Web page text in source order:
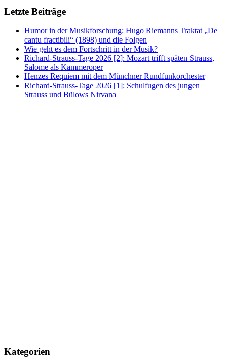
Letzte Beiträge
Humor in der Musikforschung: Hugo Riemanns Traktat „De
cantu fractibili“ (1898) und die Folgen
Wie geht es dem Fortschritt in der Musik?
Richard-Strauss-Tage 2026 [2]: Mozart trifft späten Strauss,
Salome als Kammeroper
Henzes Requiem mit dem Münchner Rundfunkorchester
Richard-Strauss-Tage 2026 [1]: Schulfugen des jungen
Strauss und Bülows Nirvana
Kategorien